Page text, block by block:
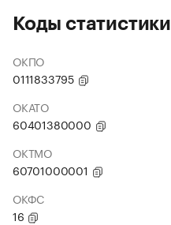
Коды статистики
ОКПО
0111833795
ОКАТО
60401380000
ОКТМО
60701000001
ОКФС
16